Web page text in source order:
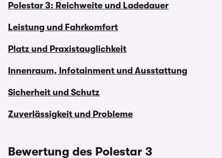
Polestar 3: Reichweite und Ladedauer
Leistung und Fahrkomfort
Platz und Praxistauglichkeit
Innenraum, Infotainment und Ausstattung
Sicherheit und Schutz
Zuverlässigkeit und Probleme
Bewertung des Polestar 3